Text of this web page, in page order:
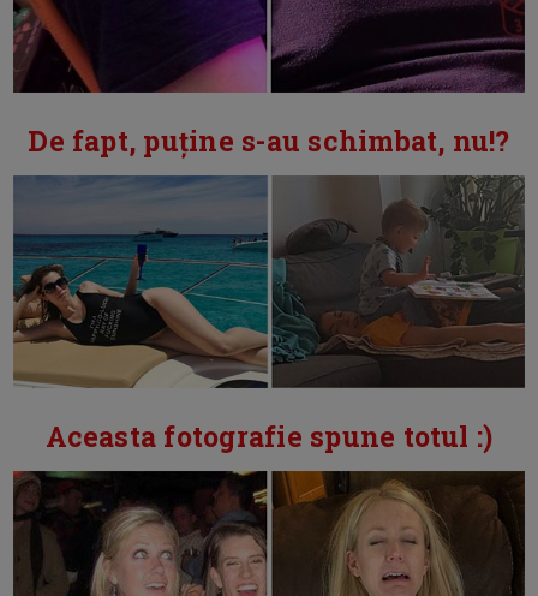
De fapt, puține s-au schimbat, nu!?
Aceasta fotografie spune totul :)